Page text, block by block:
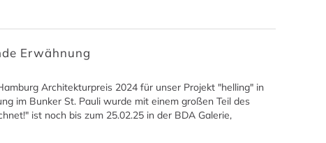
Erwähnung
Architekturpreis 2024 für unser Projekt "helling" in
im Bunker St. Pauli wurde mit einem großen Teil des
ist noch bis zum 25.02.25 in der BDA Galerie,